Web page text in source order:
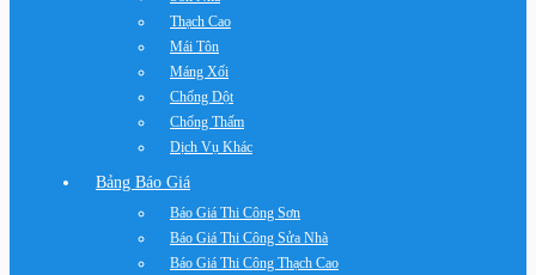
Thạch Cao
Mái Tôn
Máng Xối
Chống Dột
Chống Thấm
Dịch Vụ Khác
Bảng Báo Giá
Báo Giá Thi Công Sơn
Báo Giá Thi Công Sửa Nhà
Báo Giá Thi Công Thạch Cao